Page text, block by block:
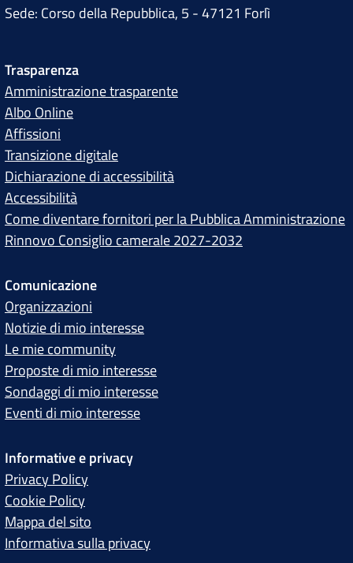
Sede: Corso della Repubblica, 5 - 47121 Forlì
Trasparenza
Amministrazione trasparente
Albo Online
Affissioni
Transizione digitale
Dichiarazione di accessibilità
Accessibilità
Come diventare fornitori per la Pubblica Amministrazione
Rinnovo Consiglio camerale 2027-2032
Comunicazione
Organizzazioni
Notizie di mio interesse
Le mie community
Proposte di mio interesse
Sondaggi di mio interesse
Eventi di mio interesse
Informative e privacy
Privacy Policy
Cookie Policy
Mappa del sito
Informativa sulla privacy